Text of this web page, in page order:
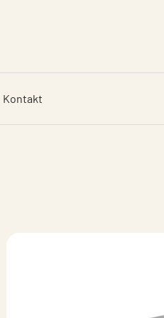
Kontakt